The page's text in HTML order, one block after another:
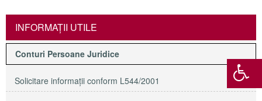
INFORMAŢII UTILE
Conturi Persoane Juridice
Solicitare informaţii conform L544/2001